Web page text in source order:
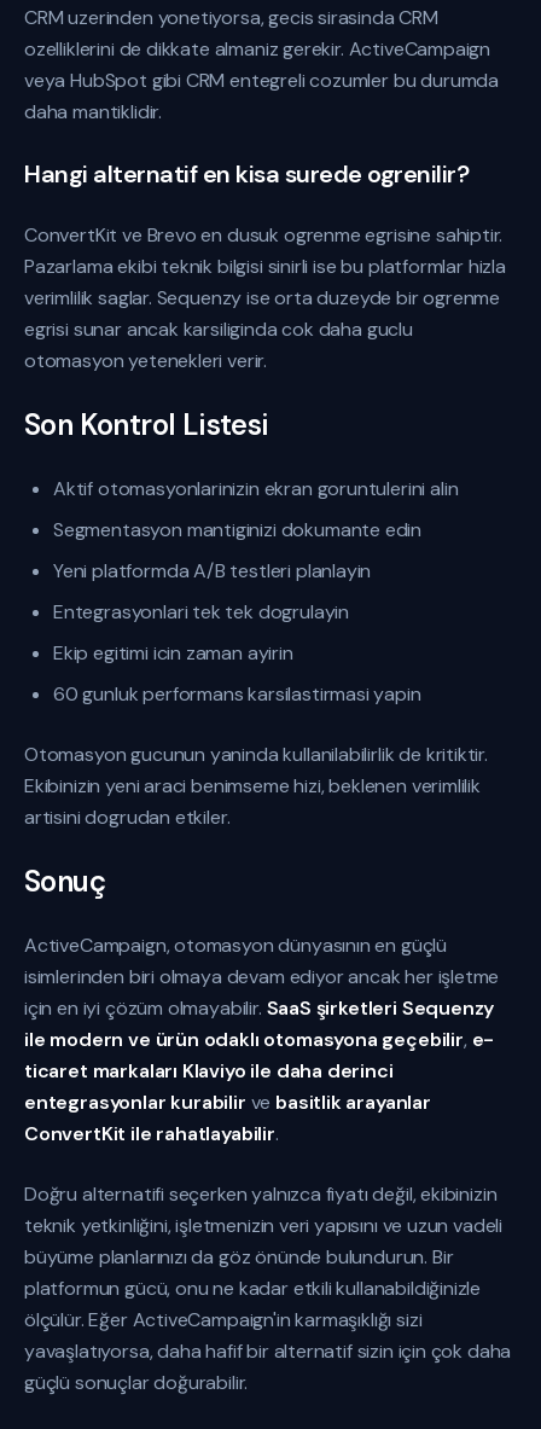
CRM uzerinden yonetiyorsa, gecis sirasinda CRM
ozelliklerini de dikkate almaniz gerekir. ActiveCampaign
veya HubSpot gibi CRM entegreli cozumler bu durumda
daha mantiklidir.
Hangi alternatif en kisa surede ogrenilir?
ConvertKit ve Brevo en dusuk ogrenme egrisine sahiptir.
Pazarlama ekibi teknik bilgisi sinirli ise bu platformlar hizla
verimlilik saglar. Sequenzy ise orta duzeyde bir ogrenme
egrisi sunar ancak karsiliginda cok daha guclu
otomasyon yetenekleri verir.
Son Kontrol Listesi
Aktif otomasyonlarinizin ekran goruntulerini alin
Segmentasyon mantiginizi dokumante edin
Yeni platformda A/B testleri planlayin
Entegrasyonlari tek tek dogrulayin
Ekip egitimi icin zaman ayirin
60 gunluk performans karsilastirmasi yapin
Otomasyon gucunun yaninda kullanilabilirlik de kritiktir.
Ekibinizin yeni araci benimseme hizi, beklenen verimlilik
artisini dogrudan etkiler.
Sonuç
ActiveCampaign, otomasyon dünyasının en güçlü
isimlerinden biri olmaya devam ediyor ancak her işletme
için en iyi çözüm olmayabilir. SaaS şirketleri Sequenzy
ile modern ve ürün odaklı otomasyona geçebilir, e-
ticaret markaları Klaviyo ile daha derinci
entegrasyonlar kurabilir ve basitlik arayanlar
ConvertKit ile rahatlayabilir.
Doğru alternatifi seçerken yalnızca fiyatı değil, ekibinizin
teknik yetkinliğini, işletmenizin veri yapısını ve uzun vadeli
büyüme planlarınızı da göz önünde bulundurun. Bir
platformun gücü, onu ne kadar etkili kullanabildiğinizle
ölçülür. Eğer ActiveCampaign'in karmaşıklığı sizi
yavaşlatıyorsa, daha hafif bir alternatif sizin için çok daha
güçlü sonuçlar doğurabilir.